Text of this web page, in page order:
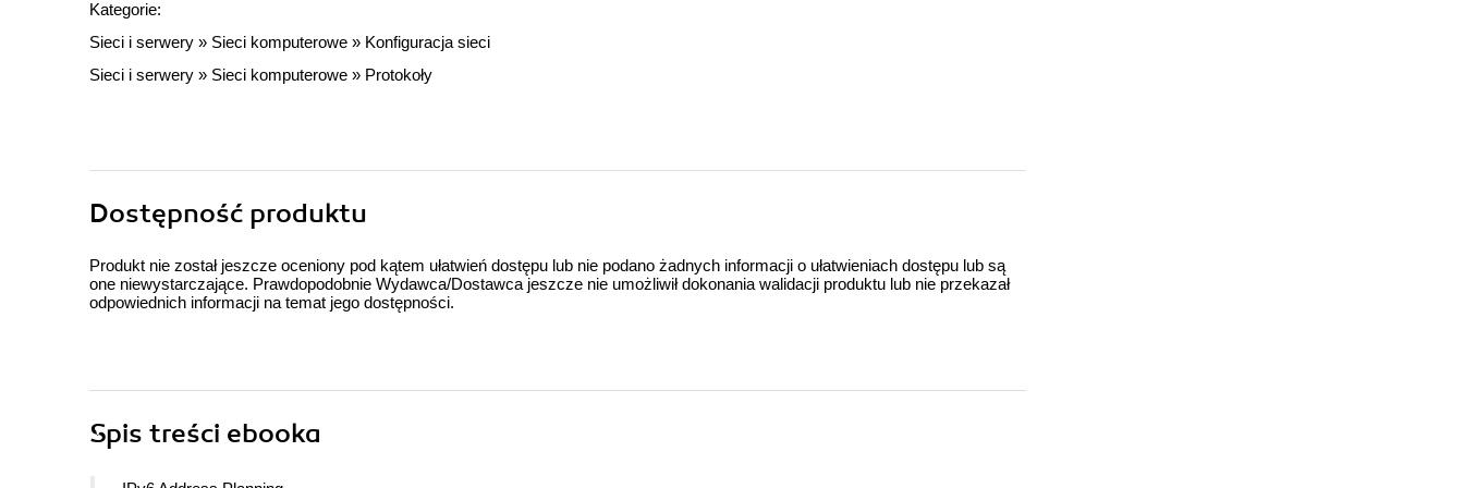
Kategorie:
Sieci i serwery » Sieci komputerowe » Konfiguracja sieci
Sieci i serwery » Sieci komputerowe » Protokoły
Dostępność produktu
Produkt nie został jeszcze oceniony pod kątem ułatwień dostępu lub nie podano żadnych informacji o ułatwieniach dostępu lub są
one niewystarczające. Prawdopodobnie Wydawca/Dostawca jeszcze nie umożliwił dokonania walidacji produktu lub nie przekazał
odpowiednich informacji na temat jego dostępności.
Spis treści ebooka